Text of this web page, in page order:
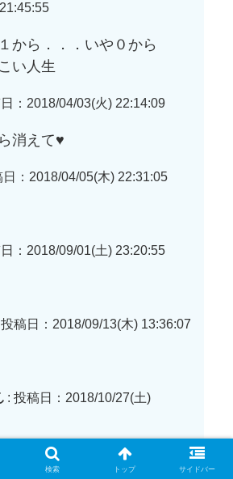
から．．．いや０から
い人生
：2018/04/03(火) 22:14:09
消えて♥️
日：2018/04/05(木) 22:31:05
：2018/09/01(土) 23:20:55
投稿日：2018/09/13(木) 13:36:07
: 投稿日：2018/10/27(土)
検索 トップ サイドバー